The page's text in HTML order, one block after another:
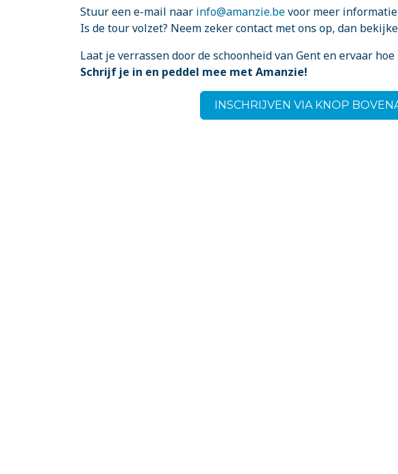
Stuur een e-mail naar info@amanzie.bevoor meer
Is de tour volzet? Neem zeker contact met ons op, dan
Laat je verrassen door de schoonheid van Gent en ervaar
Schrijf je in en peddel mee met Amanzie!
INSCHRIJVEN VIA KNOP